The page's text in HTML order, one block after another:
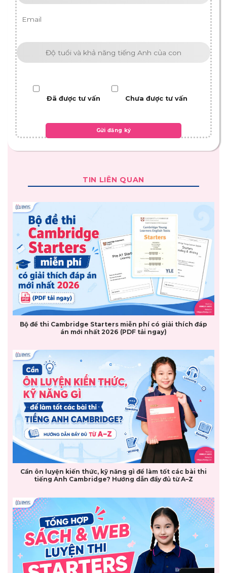
Đã được tư vấn Chưa được tư vấn
TIN LIÊN QUAN
Bộ đề thi Cambridge Starters miễn phí có giải thích đáp
án mới nhất 2026 (PDF tải ngay)
Cần ôn luyện kiến thức, kỹ năng gì để làm tốt các bài thi
tiếng Anh Cambridge? Hướng dẫn đầy đủ từ A–Z